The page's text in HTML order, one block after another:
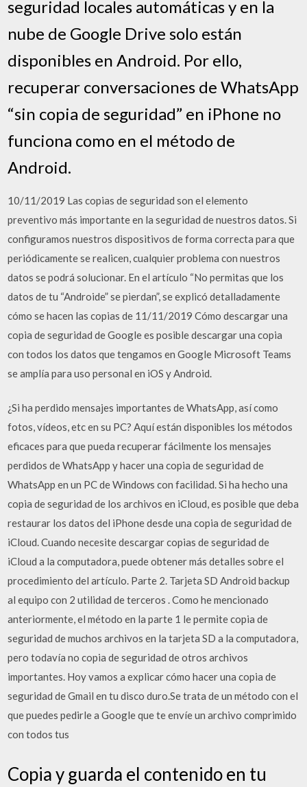
seguridad locales automáticas y en la
nube de Google Drive solo están
disponibles en Android. Por ello,
recuperar conversaciones de WhatsApp
“sin copia de seguridad” en iPhone no
funciona como en el método de
Android.
10/11/2019 Las copias de seguridad son el elemento
preventivo más importante en la seguridad de nuestros datos. Si
configuramos nuestros dispositivos de forma correcta para que
periódicamente se realicen, cualquier problema con nuestros
datos se podrá solucionar. En el artículo “No permitas que los
datos de tu “Androide” se pierdan”, se explicó detalladamente
cómo se hacen las copias de 11/11/2019 Cómo descargar una
copia de seguridad de Google es posible descargar una copia
con todos los datos que tengamos en Google Microsoft Teams
se amplía para uso personal en iOS y Android.
¿Si ha perdido mensajes importantes de WhatsApp, así como
fotos, vídeos, etc en su PC? Aquí están disponibles los métodos
eficaces para que pueda recuperar fácilmente los mensajes
perdidos de WhatsApp y hacer una copia de seguridad de
WhatsApp en un PC de Windows con facilidad. Si ha hecho una
copia de seguridad de los archivos en iCloud, es posible que deba
restaurar los datos del iPhone desde una copia de seguridad de
iCloud. Cuando necesite descargar copias de seguridad de
iCloud a la computadora, puede obtener más detalles sobre el
procedimiento del artículo. Parte 2. Tarjeta SD Android backup
al equipo con 2 utilidad de terceros . Como he mencionado
anteriormente, el método en la parte 1 le permite copia de
seguridad de muchos archivos en la tarjeta SD a la computadora,
pero todavía no copia de seguridad de otros archivos
importantes. Hoy vamos a explicar cómo hacer una copia de
seguridad de Gmail en tu disco duro.Se trata de un método con el
que puedes pedirle a Google que te envíe un archivo comprimido
con todos tus
Copia y guarda el contenido en tu